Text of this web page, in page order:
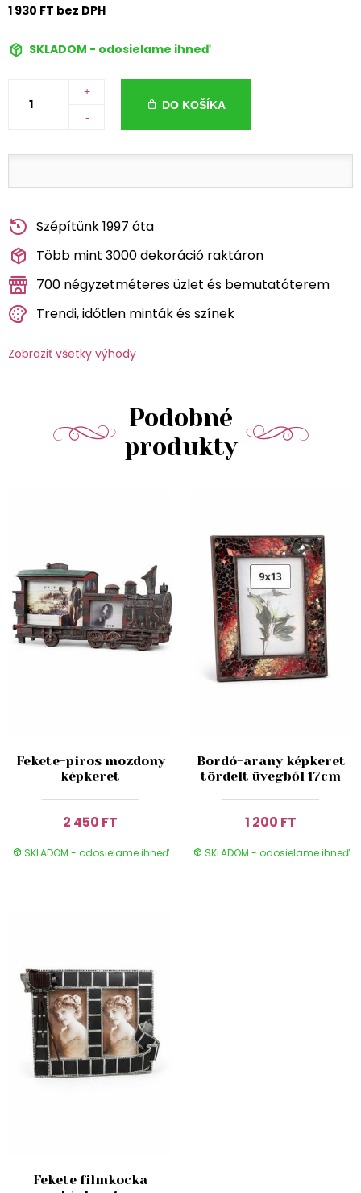
1 930 FT bez DPH
SKLADOM - odosielame ihneď
+
-
DO KOŠÍKA
Szépítünk 1997 óta
Több mint 3000 dekoráció raktáron
700 négyzetméteres üzlet és bemutatóterem
Trendi, időtlen minták és színek
Zobraziť všetky výhody
Podobné
produkty
Fekete-piros mozdony
képkeret
2 450 FT
SKLADOM - odosielame ihneď
Bordó-arany képkeret
tördelt üvegből 17cm
1 200 FT
SKLADOM - odosielame ihneď
Fekete filmkocka